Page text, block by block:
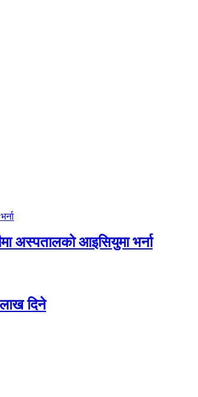
अस्पतालको आइसियुमा भर्ना
दिने